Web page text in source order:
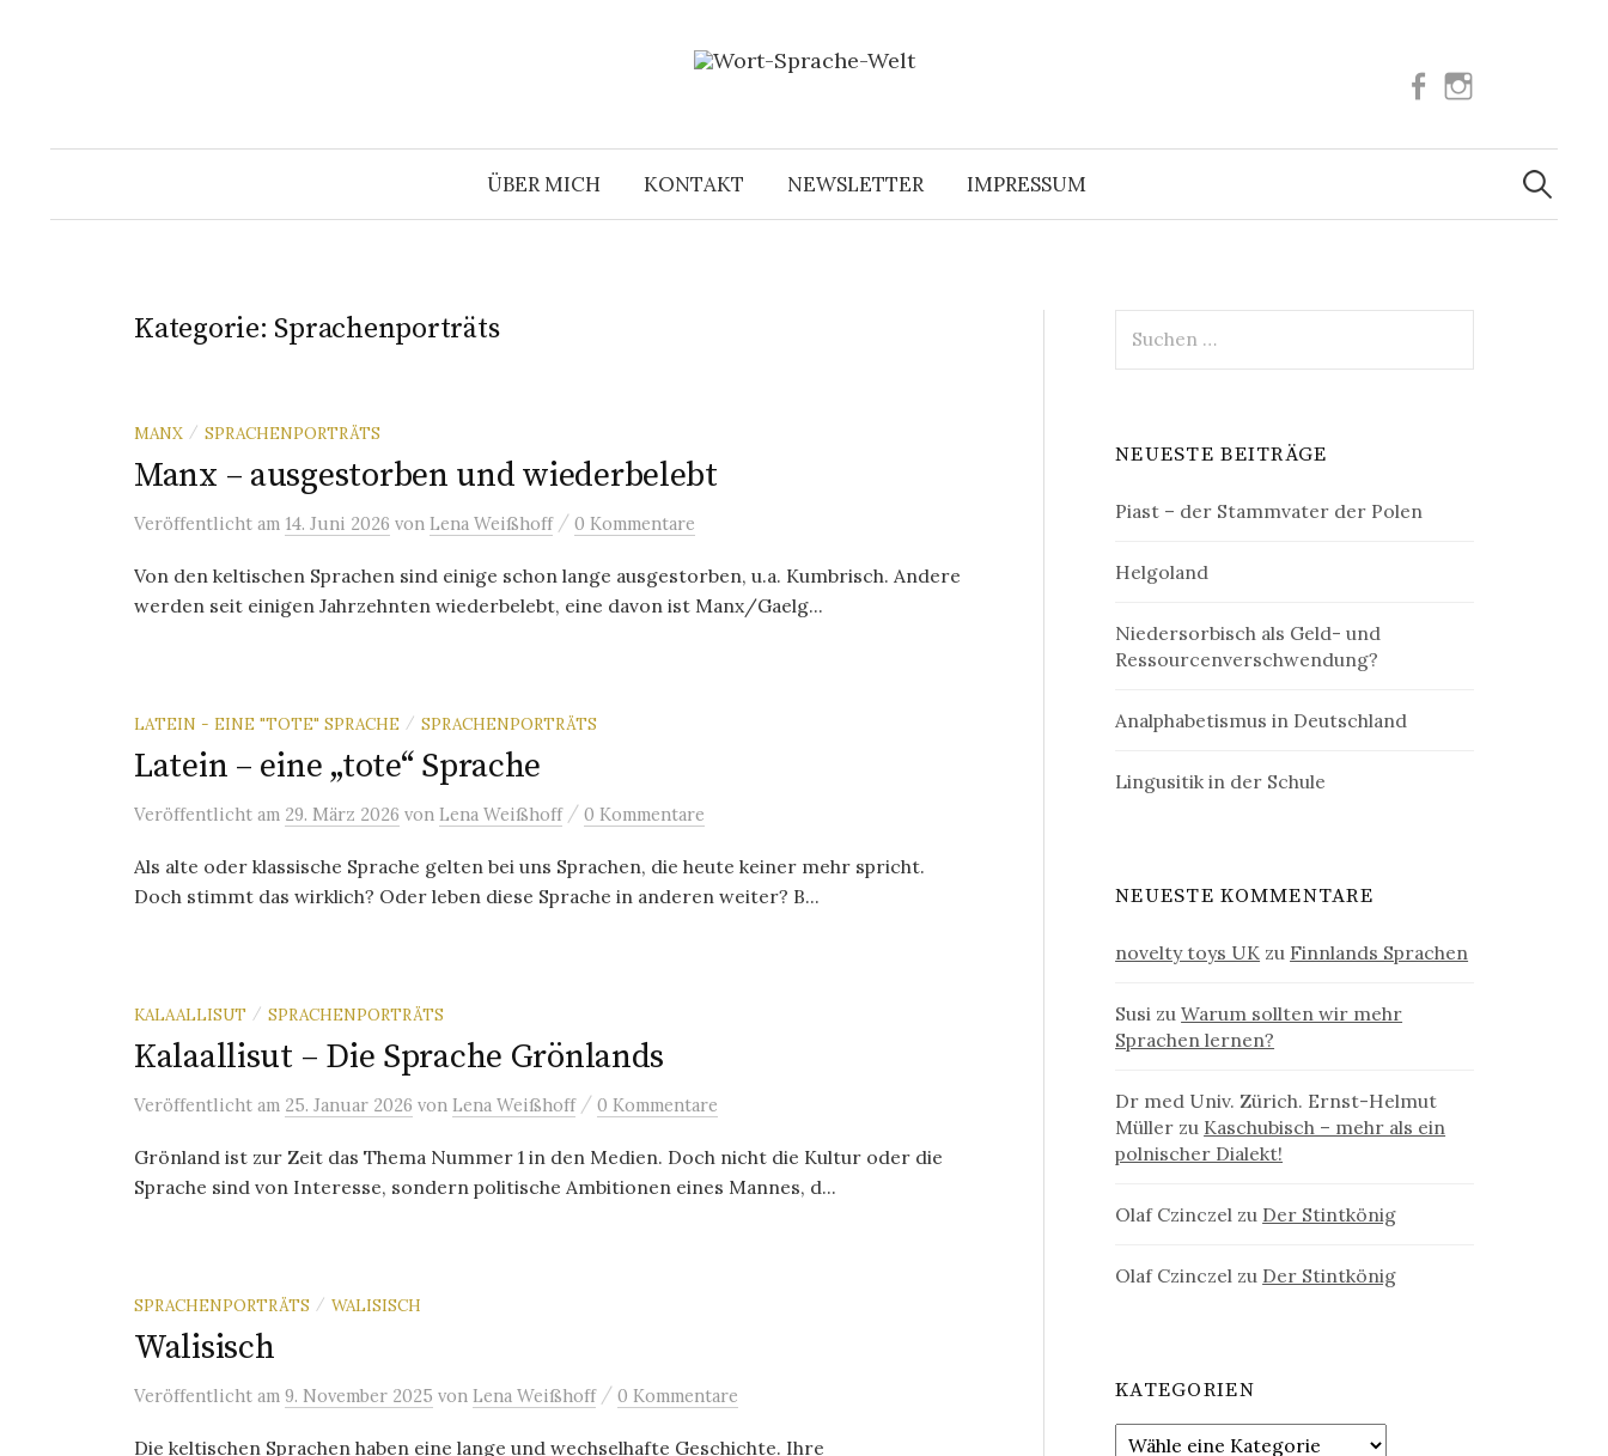
Facebook
ÜBER MICH KONTAKT NEWSLETTER IMPRESSUM
Suchen
nach:
Kategorie: Sprachenporträts
MANX / SPRACHENPORTRÄTS
Manx – ausgestorben und wiederbelebt
Veröffentlicht am 14. Juni 2026 von Lena Weißhoff / 0 Kommentare
Von den keltischen Sprachen sind einige schon lange ausgestorben, u.a. Kumbrisch. Andere
werden seit einigen Jahrzehnten wiederbelebt, eine davon ist Manx/Gaelg...
LATEIN - EINE "TOTE" SPRACHE / SPRACHENPORTRÄTS
Latein – eine „tote“ Sprache
Veröffentlicht am 29. März 2026 von Lena Weißhoff / 0 Kommentare
Als alte oder klassische Sprache gelten bei uns Sprachen, die heute keiner mehr spricht.
Doch stimmt das wirklich? Oder leben diese Sprache in anderen weiter? B...
KALAALLISUT / SPRACHENPORTRÄTS
Kalaallisut – Die Sprache Grönlands
Veröffentlicht am 25. Januar 2026 von Lena Weißhoff / 0 Kommentare
Grönland ist zur Zeit das Thema Nummer 1 in den Medien. Doch nicht die Kultur oder die
Sprache sind von Interesse, sondern politische Ambitionen eines Mannes, d...
SPRACHENPORTRÄTS / WALISISCH
Walisisch
Veröffentlicht am 9. November 2025 von Lena Weißhoff / 0 Kommentare
Die keltischen Sprachen haben eine lange und wechselhafte Geschichte. Ihre
nach:
NEUESTE BEITRÄGE
Piast – der Stammvater der Polen
Helgoland
Niedersorbisch als Geld- und
Ressourcenverschwendung?
Analphabetismus in Deutschland
Lingusitik in der Schule
NEUESTE KOMMENTARE
novelty toys UK zu Finnlands Sprachen
Susi zuWarum sollten wir mehr
Sprachen lernen?
Dr med Univ. Zürich. Ernst-Helmut
Müller zu Kaschubisch – mehr als ein
polnischer Dialekt!
Olaf Czinczel zu Der Stintkönig
Olaf Czinczel zu Der Stintkönig
KATEGORIEN